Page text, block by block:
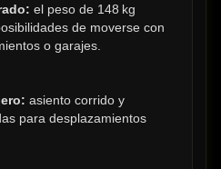
el peso de 148 kg
de moverse con
o garajes.
asiento corrido y
para desplazamientos